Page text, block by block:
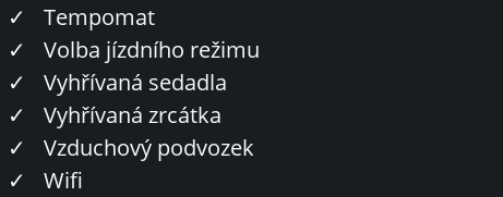
✓
Tempomat
✓
Volba jízdního režimu
✓
Vyhřívaná sedadla
✓
Vyhřívaná zrcátka
✓
Vzduchový podvozek
✓
Wifi